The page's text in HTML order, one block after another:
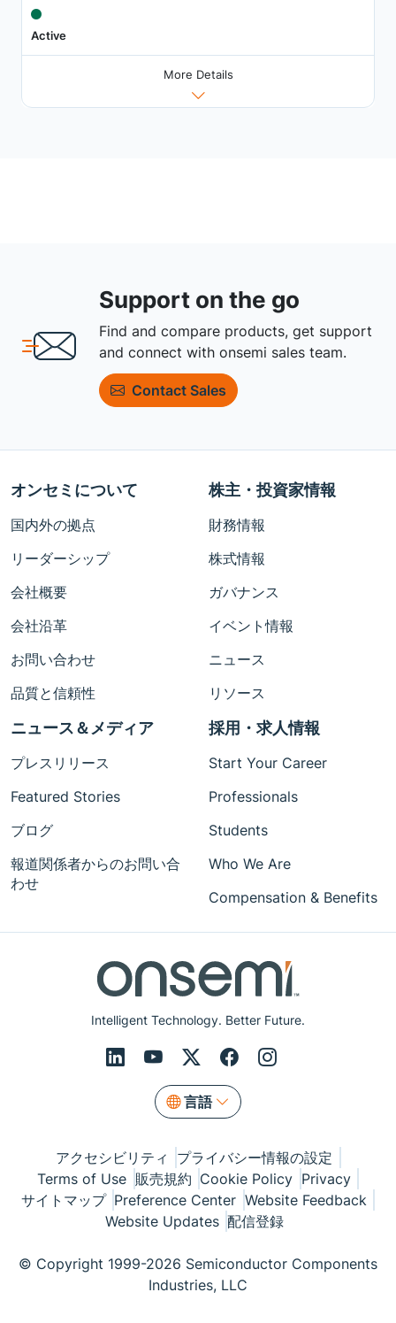
Active
More Details
Support on the go
Find and compare products, get support
and connect with onsemi sales team.
Contact Sales
Intelligent Technology. Better Future.
言語
オンセミについて
国内外の拠点
リーダーシップ
会社概要
会社沿革
お問い合わせ
品質と信頼性
株主・投資家情報
財務情報
株式情報
ガバナンス
イベント情報
ニュース
リソース
ニュース＆メディア
プレスリリース
Featured Stories
ブログ
報道関係者からのお問い合
わせ
採用・求人情報
Start Your Career
Professionals
Students
Who We Are
Compensation & Benefits
アクセシビリティ
プライバシー情報の設定
Terms of Use 販売規約 Cookie Policy Privacy
サイトマップ Preference Center Website Feedback
Website Updates 配信登録
© Copyright 1999-2026 Semiconductor Components
Industries, LLC